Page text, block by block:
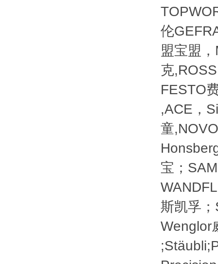
伦
盟宝盟
克
FESTO
,ACE，
童
宝；
斯凯孚
Wenglor